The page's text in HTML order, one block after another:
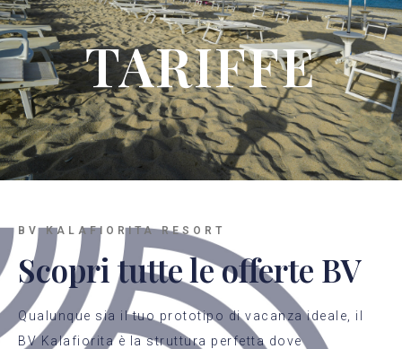
TARIFFE
BV KALAFIORITA RESORT
Scopri tutte le offerte BV
Qualunque sia il tuo prototipo di vacanza ideale, il
BV Kalafiorita è la struttura perfetta dove